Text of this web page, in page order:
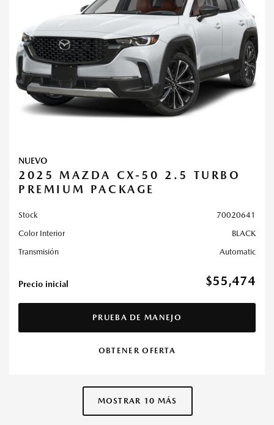
NUEVO
2025 MAZDA CX-50 2.5 TURBO
PREMIUM PACKAGE
Stock
70020641
Color Interior
BLACK
Transmisión
Automatic
Precio inicial $55,474
PRUEBA DE MANEJO
OBTENER OFERTA
MOSTRAR 10 MÁS